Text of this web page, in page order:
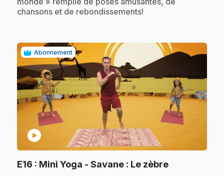
chansons et de rebondissements!
Abonnement
play_circle
E16 : Mini Yoga - Savane : Le zèbre.